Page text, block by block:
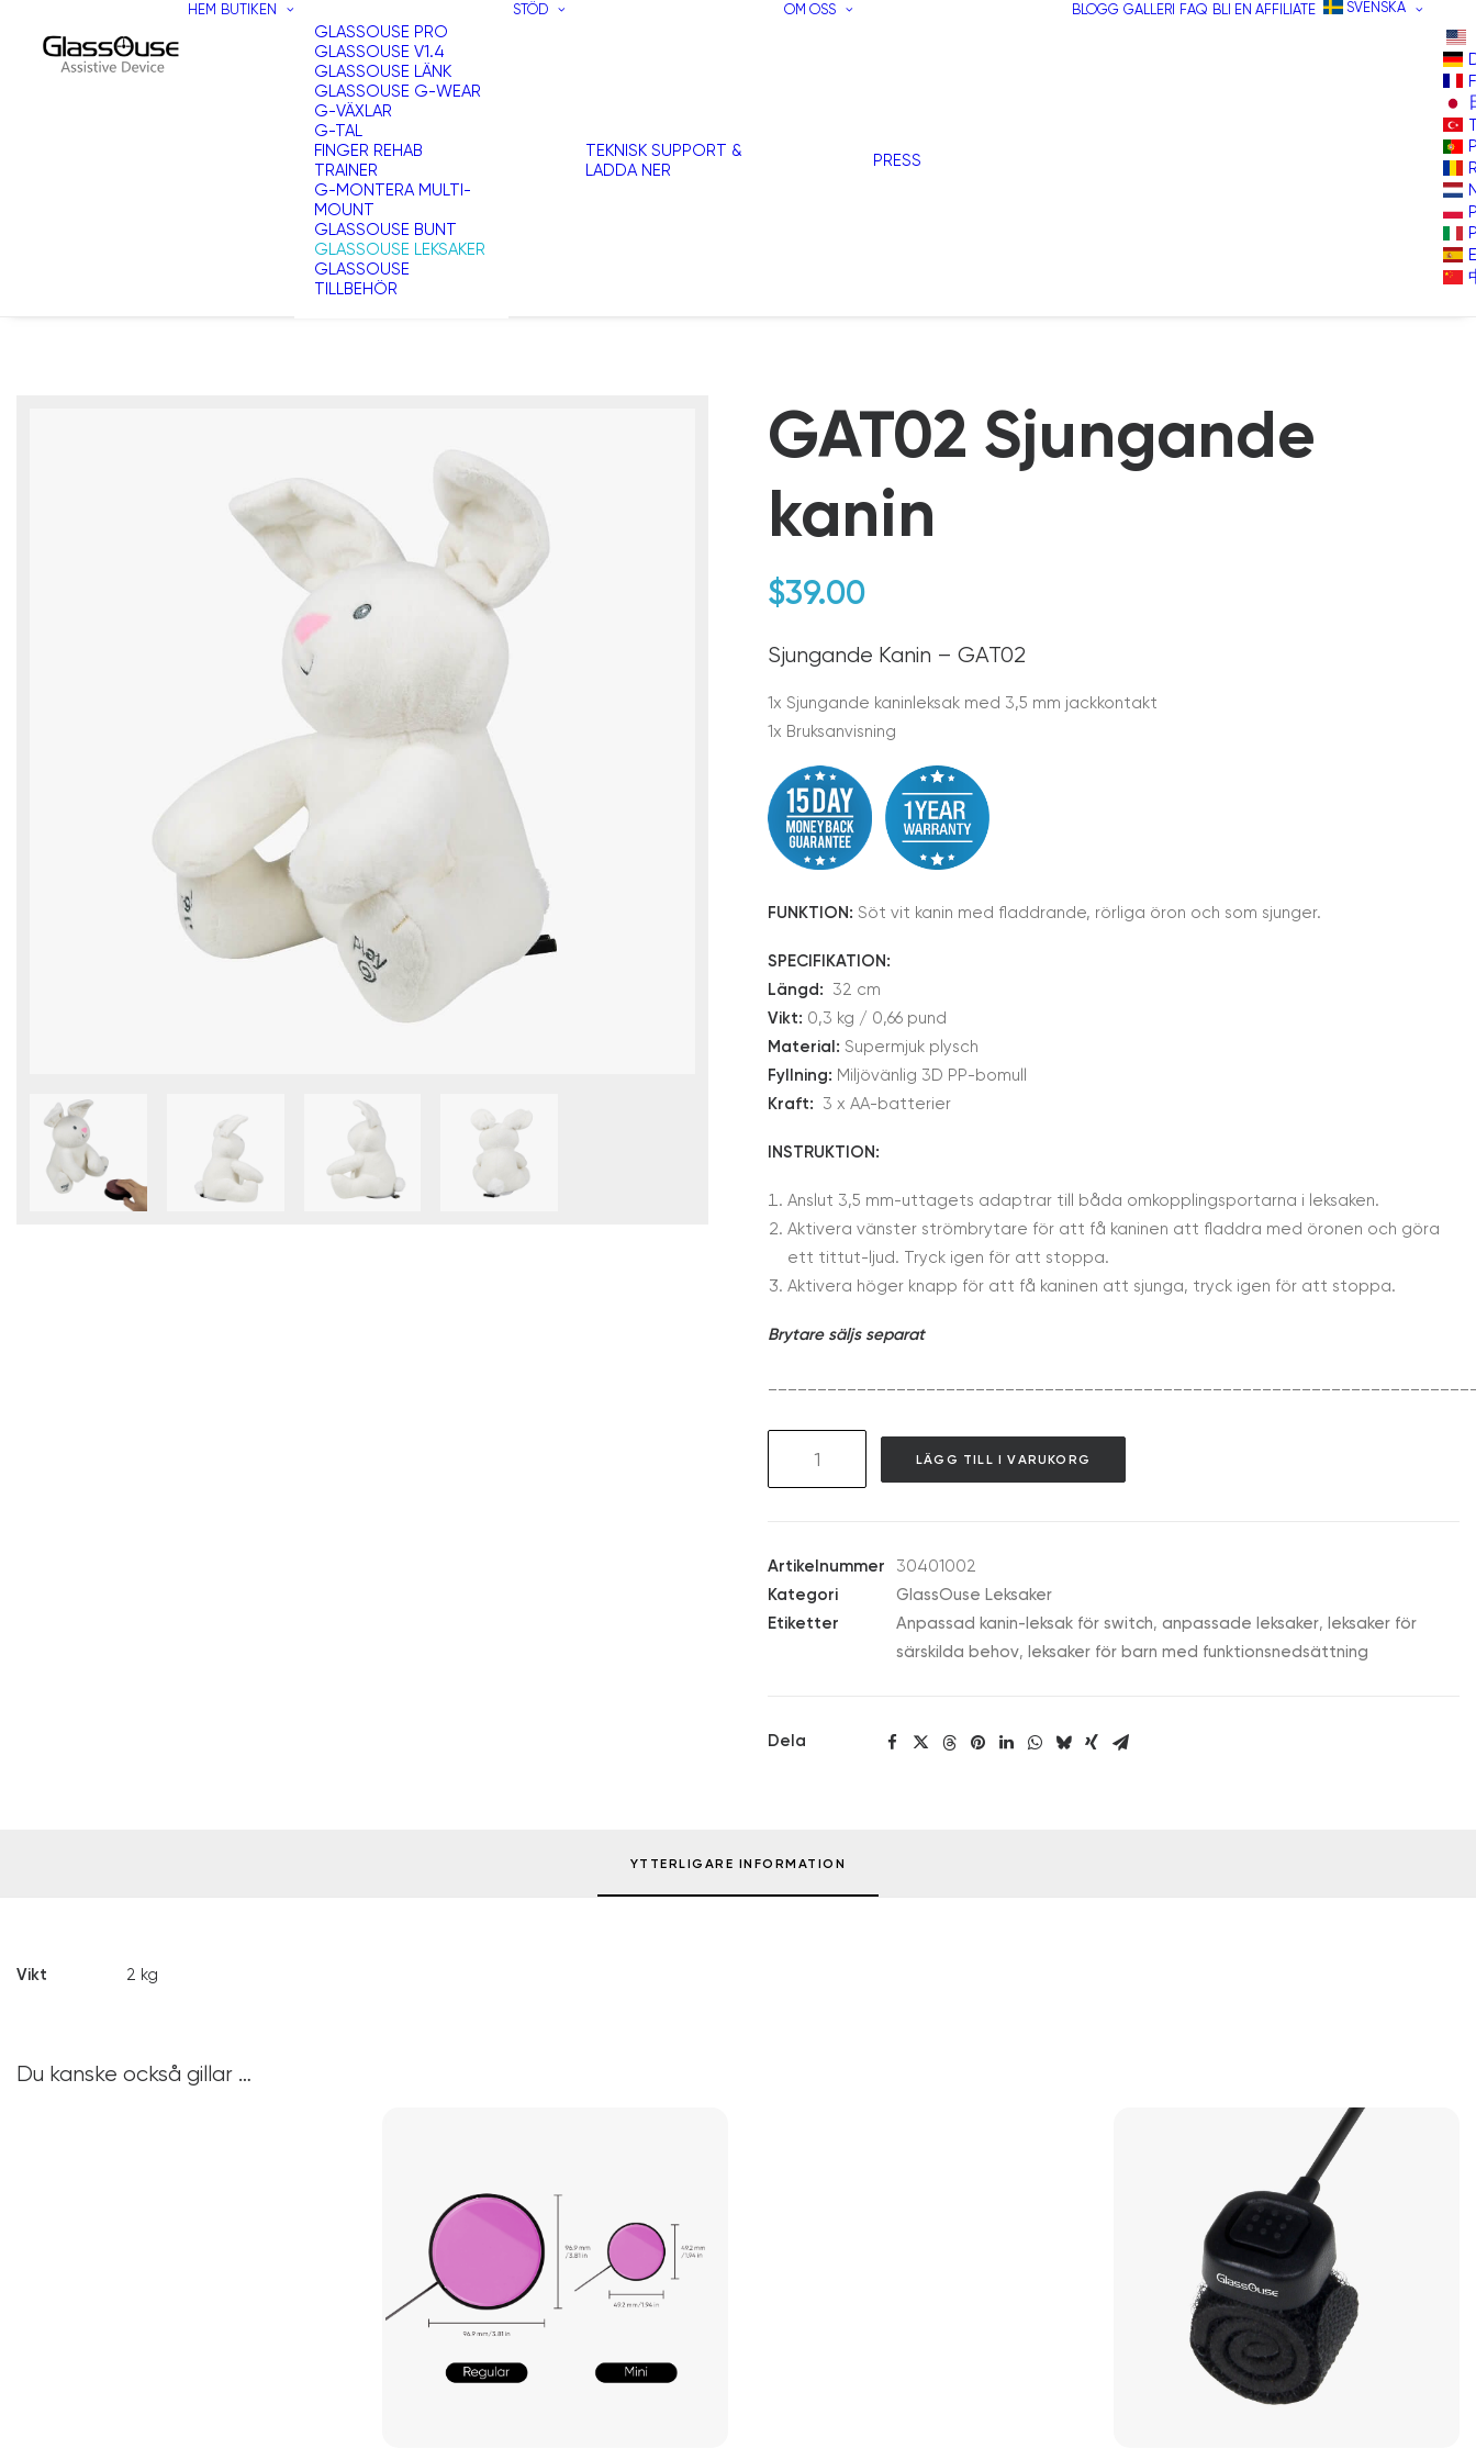
HEM BUTIKEN
GLASSOUSE PRO
GLASSOUSE V1.4
GLASSOUSE LÄNK
GLASSOUSE G-WEAR
G-VÄXLAR
G-TAL
FINGER REHAB
TRAINER
G-MONTERA MULTI-
MOUNT
GLASSOUSE BUNT
GLASSOUSE LEKSAKER
GLASSOUSE
TILLBEHÖR
STÖD
TEKNISK SUPPORT &
LADDA NER
OM OSS
PRESS
BLOGG GALLERI FAQ BLI EN AFFILIATE SVENSKA
GAT02 Sjungande
kanin
$39.00
Sjungande Kanin – GAT02
1x Sjungande kaninleksak med 3,5 mm jackkontakt
1x Bruksanvisning
FUNKTION: Söt vit kanin med fladdrande, rörliga öron och som sjunger.
SPECIFIKATION:
Längd: 32 cm
Vikt: 0,3 kg / 0,66 pund
Material: Supermjuk plysch
Fyllning: Miljövänlig 3D PP-bomull
Kraft: 3 x AA-batterier
INSTRUKTION:
Anslut 3,5 mm-uttagets adaptrar till båda omkopplingsportarna i leksaken.
Aktivera vänster strömbrytare för att få kaninen att fladdra med öronen och göra
ett tittut-ljud. Tryck igen för att stoppa.
Aktivera höger knapp för att få kaninen att sjunga, tryck igen för att stoppa.
Brytare säljs separat
Singing
LÄGG TILL I VARUKORG
Artikelnummer
30401002
Kategori
GlassOuse Leksaker
Etiketter
Anpassad kanin-leksak för switch, anpassade leksaker, leksaker för
särskilda behov, leksaker för barn med funktionsnedsättning
Dela
YTTERLIGARE INFORMATION
Vikt 2 kg
Du kanske också gillar …